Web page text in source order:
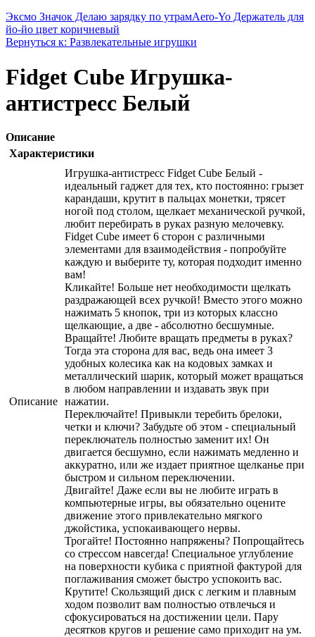
Эксмо Значок Делаю зарядку по утрамAero-Yo Держатель для
йо-йо цвет коричневый
Вернуться к: Развлекательные игрушки
Fidget Cube Игрушка-
антистресс Белый
Описание
Характеристики
Описание
Игрушка-антистресс Fidget Cube Белый -
идеальный гаджет для тех, кто постоянно: грызет
карандаши, крутит в пальцах монетки, трясет
ногой под столом, щелкает механической ручкой,
любит перебирать в руках разную мелочевку.
Fidget Cube имеет 6 сторон с различными
элементами для взаимодействия - попробуйте
каждую и выберите ту, которая подходит именно
вам!
Кликайте! Больше нет необходимости щелкать
раздражающей всех ручкой! Вместо этого можно
нажимать 5 кнопок, три из которых классно
щелкающие, а две - абсолютно бесшумные.
Вращайте! Любите вращать предметы в руках?
Тогда эта сторона для вас, ведь она имеет 3
удобных колесика как на кодовых замках и
металлический шарик, который может вращаться
в любом направлении и издавать звук при
нажатии.
Переключайте! Привыкли теребить брелоки,
четки и ключи? Забудьте об этом - специальный
переключатель полностью заменит их! Он
двигается бесшумно, если нажимать медленно и
аккуратно, или же издает приятное щелканье при
быстром и сильном переключении.
Двигайте! Даже если вы не любите играть в
компьютерные игры, вы обязательно оцените
движение этого привлекательно мягкого
джойстика, успокаивающего нервы.
Трогайте! Постоянно напряжены? Попрощайтесь
со стрессом навсегда! Специальное углубление
на поверхности кубика с приятной фактурой для
поглаживания сможет быстро успокоить вас.
Крутите! Скользящий диск с легким и плавным
ходом позволит вам полностью отвлечься и
сфокусироваться на достижении цели. Пару
десятков кругов и решение само приходит на ум.